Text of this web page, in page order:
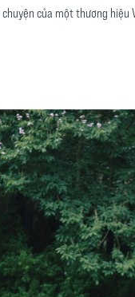
chuyện của một thương